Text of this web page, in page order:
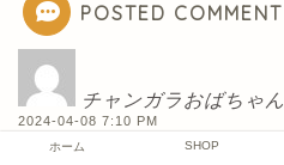
POSTED COMMENT
チャンガラおばちゃん
2024-04-08 7:10 PM
G3…G3らしい
ホーム SHOP